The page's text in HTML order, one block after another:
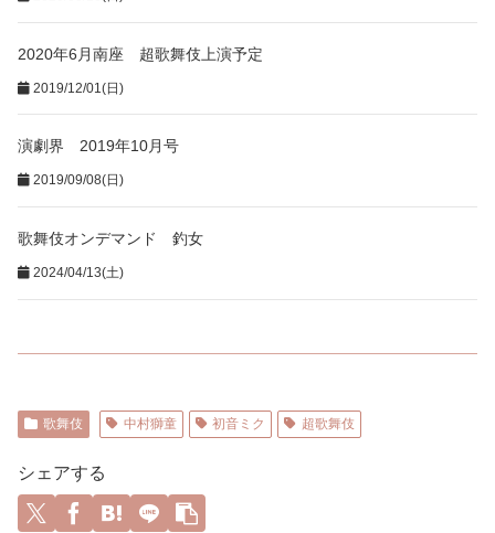
2020年6月南座 超歌舞伎上演予定
2019/12/01(日)
演劇界 2019年10月号
2019/09/08(日)
歌舞伎オンデマンド 釣女
2024/04/13(土)
歌舞伎 中村獅童 初音ミク 超歌舞伎
シェアする